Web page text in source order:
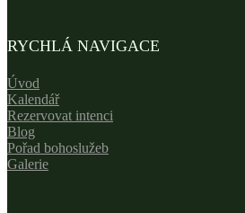
RYCHLÁ NAVIGACE
Úvod
Kalendář
Rezervovat intenci
Blog
Pořad bohoslužeb
Galerie